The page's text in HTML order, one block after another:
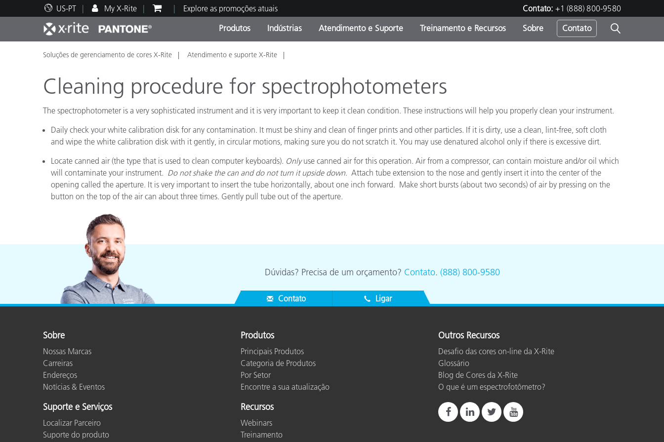
US-PT My X-Rite Explore as promoções atuais Contato: +1 (888) 800-9580
Produtos
Principais produtos Categoria de Produtos
Promoções vigentes
Online Store
Indústrias
Impressão e Embalagem
Automotiva
Tintas e Revestimentos
Têxtil
Food Color Measurement
Ciências Biológicas
Bens Duráveis
Atendimento e Suporte
Suporte Técnico Serviço de Manutenção
Treinamento e Recursos
Recursos Educacionais Formação
Brand Experience Center
Outros recursos
Sobre Contato
Soluções de gerenciamento de cores X-Rite Atendimento e suporte X-Rite
Cleaning procedure for spectrophotometers
The spectrophotometer is a very sophisticated instrument and it is very important to keep it clean condition. These instructions will help you properly clean your instrument.
Daily check your white calibration disk for any contamination. It must be shiny and clean of finger prints and other particles. If it is dirty, use a clean, lint-free, soft cloth
and wipe the white calibration disk with it gently, in circular motions, making sure you do not scratch it. You may use denatured alcohol only if there is excessive dirt.
Locate canned air (the type that is used to clean computer keyboards). Onlyuse canned air for this operation. Air from a compressor, can contain moisture and/or oil which
will contaminate your instrument. Do not shake the can and do not turn it upside down. Attach tube extension to the nose and gently insert it into the center of the
opening called the aperture. It is very important to insert the tube horizontally, about one inch forward. Make short bursts (about two seconds) of air by pressing on the
button on the top of the air can about three times. Gently pull tube out of the aperture.
Dúvidas? Precisa de um orçamento? Contato. (888) 800-9580
Contato Ligar
Sobre
Nossas Marcas
Carreiras
Endereços
Notícias & Eventos
Suporte e Serviços
Localizar Parceiro
Suporte do produto
Produtos
Principais Produtos
Categoria de Produtos
Por Setor
Encontre a sua atualização
Recursos
Webinars
Treinamento
Outros Recursos
Desafio das cores on-line da X-Rite
Glossário
Blog de Cores da X-Rite
O que é um espectrofotômetro?